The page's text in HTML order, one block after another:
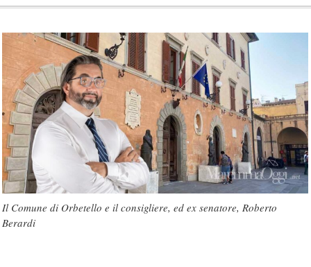
Il Comune di Orbetello e il consigliere, ed ex senatore, Roberto
Berardi